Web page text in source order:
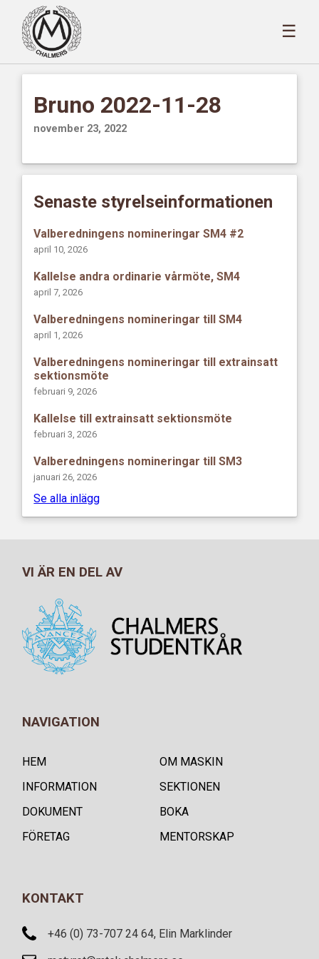
☰
Bruno 2022-11-28
november 23, 2022
Senaste styrelseinformationen
Valberedningens nomineringar SM4 #2
april 10, 2026
Kallelse andra ordinarie vårmöte, SM4
april 7, 2026
Valberedningens nomineringar till SM4
april 1, 2026
Valberedningens nomineringar till extrainsatt
sektionsmöte
februari 9, 2026
Kallelse till extrainsatt sektionsmöte
februari 3, 2026
Valberedningens nomineringar till SM3
januari 26, 2026
Se alla inlägg
VI ÄR EN DEL AV
NAVIGATION
HEM
OM MASKIN
INFORMATION
SEKTIONEN
DOKUMENT
BOKA
FÖRETAG
MENTORSKAP
KONTAKT
+46 (0) 73-707 24 64, Elin Marklinder